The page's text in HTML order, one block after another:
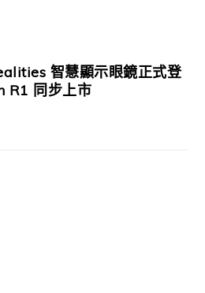
智慧顯示眼鏡正式登
R1 同步上市